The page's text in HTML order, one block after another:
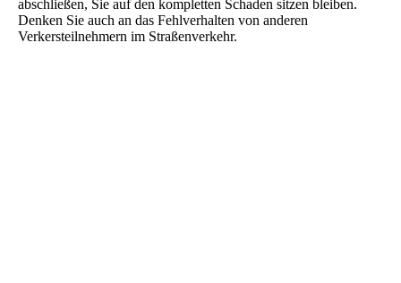
abschließen, Sie auf den kompletten Schaden sitzen bleiben.
Denken Sie auch an das Fehlverhalten von anderen
Verkersteilnehmern im Straßenverkehr.